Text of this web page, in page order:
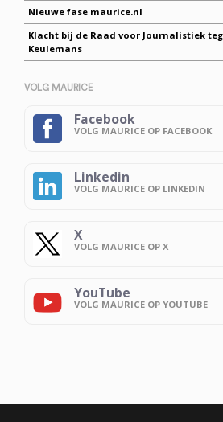
Nieuwe fase maurice.nl
Klacht bij de Raad voor Journalistiek
Keulemans
VOLG MAURICE
Facebook
VOLG MAURICE OP FACEBOOK
Linkedin
VOLG MAURICE OP LINKEDIN
X
VOLG MAURICE OP X
YouTube
VOLG MAURICE OP YOUTUBE